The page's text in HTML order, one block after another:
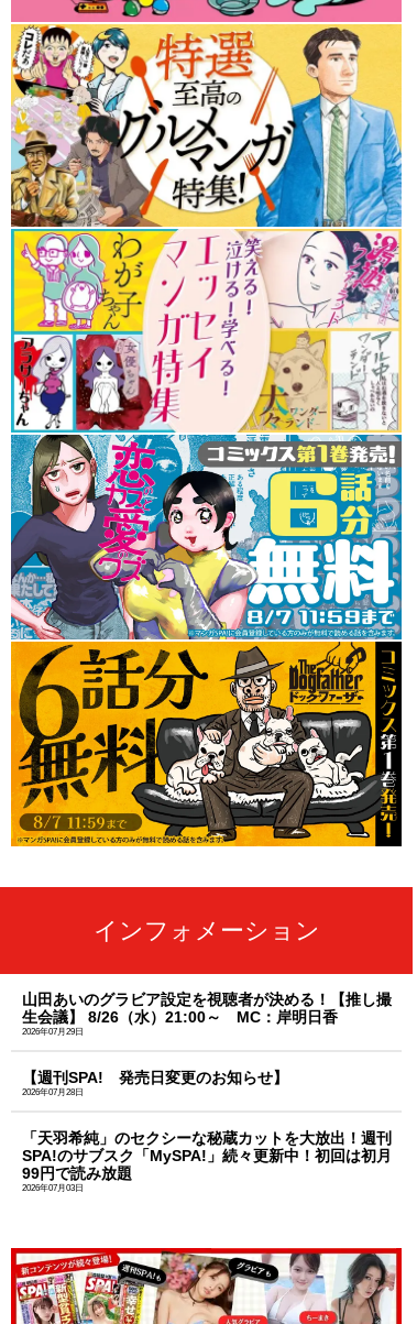
インフォメーション
山田あいのグラビア設定を視聴者が決める！【推し撮
生会議】 8/26（水）21:00～ MC：岸明日香
2026年07月29日
【週刊SPA! 発売日変更のお知らせ】
2026年07月28日
「天羽希純」のセクシーな秘蔵カットを大放出！週刊
SPA!のサブスク「MySPA!」続々更新中！初回は初月
99円で読み放題
2026年07月03日